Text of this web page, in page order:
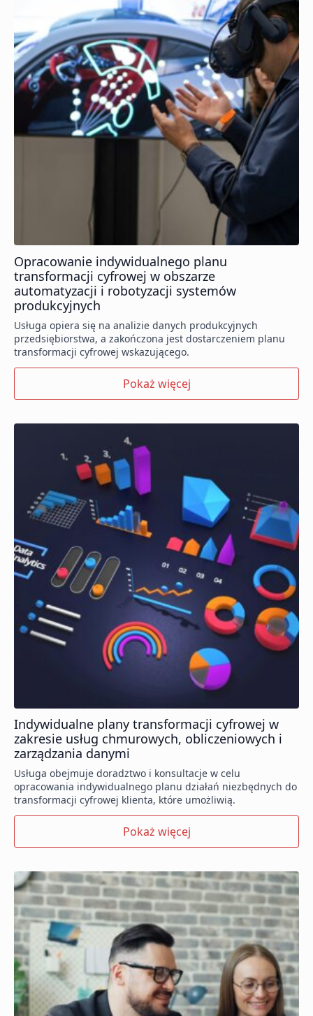
Pokaż więcej
Opracowanie indywidualnego planu
transformacji cyfrowej w obszarze
automatyzacji i robotyzacji systemów
produkcyjnych
Usługa opiera się na analizie danych produkcyjnych
przedsiębiorstwa, a zakończona jest dostarczeniem planu
transformacji cyfrowej wskazującego.
Pokaż więcej
Indywidualne plany transformacji cyfrowej w
zakresie usług chmurowych, obliczeniowych i
zarządzania danymi
Usługa obejmuje doradztwo i konsultacje w celu
opracowania indywidualnego planu działań niezbędnych do
transformacji cyfrowej klienta, które umożliwią.